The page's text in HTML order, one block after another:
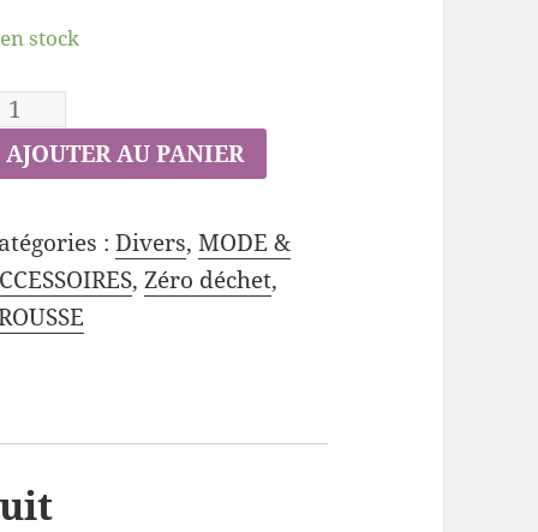
stock
AJOUTER AU PANIER
: Divers, MODE &
, Zéro déchet,